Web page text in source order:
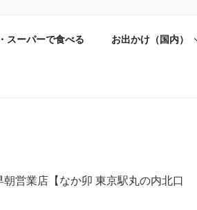
スーパーで食べる お出かけ（国内）
営業店【なか卯 東京駅丸の内北口